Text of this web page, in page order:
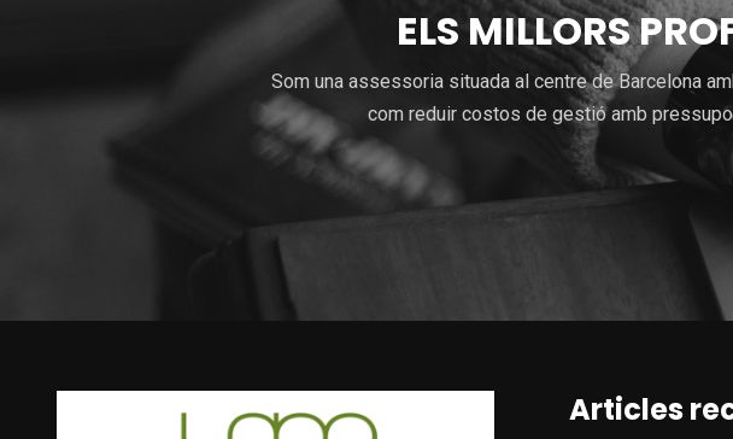
ELS MILLORS
Som una assessoria situada al centre de Barcelona
com reduir costos de gestió amb
Articles